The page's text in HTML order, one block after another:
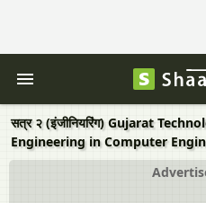
सत्र २ (इंजीनियरिंग) Gujarat
Engineering in Computer